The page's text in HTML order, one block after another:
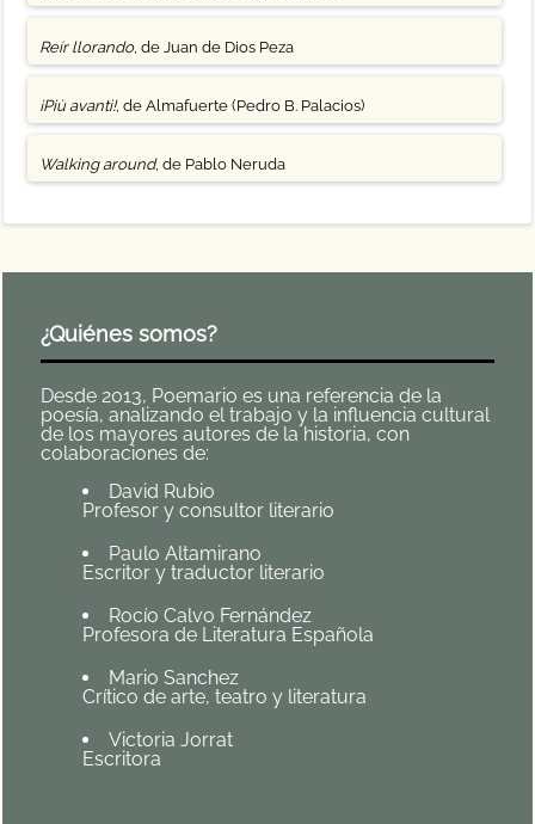
Reír llorando, de Juan de Dios Peza
¡Più avanti!, de Almafuerte (Pedro B. Palacios)
Walking around, de Pablo Neruda
¿Quiénes somos?
Desde 2013, Poemario es una referencia de la
poesía, analizando el trabajo y la influencia cultural
de los mayores autores de la historia, con
colaboraciones de:
David Rubio
Profesor y consultor literario
Paulo Altamirano
Escritor y traductor literario
Rocío Calvo Fernández
Profesora de Literatura Española
Mario Sanchez
Crítico de arte, teatro y literatura
Victoria Jorrat
Escritora